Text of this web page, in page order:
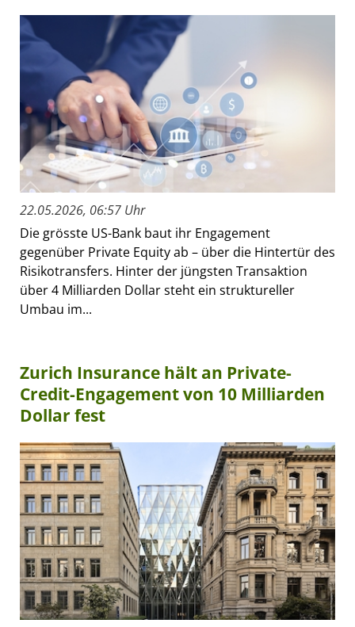
22.05.2026, 06:57 Uhr
Die grösste US-Bank baut ihr Engagement
gegenüber Private Equity ab – über die Hintertür des
Risikotransfers. Hinter der jüngsten Transaktion
über 4 Milliarden Dollar steht ein struktureller
Umbau im...
Zurich Insurance hält an Private-
Credit-Engagement von 10 Milliarden
Dollar fest